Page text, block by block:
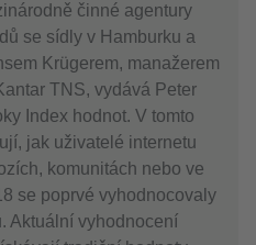
činné agentury
se sídly v Hamburku a
Krügerem, manažerem
TNS, vydává Peter
Index hodnot. V tomto
jak uživatelé internetu
komunitách nebo ve
se poprvé vyhodnocovaly
Aktuální vyhodnocení